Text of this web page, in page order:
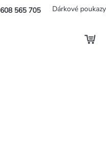
608 565 705 Dárkové poukazy